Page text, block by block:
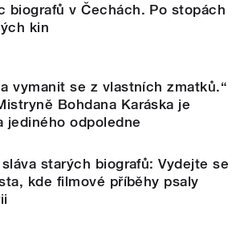
biografů v Čechách. Po stopách
kin
vymanit se z vlastních zmatků.“
Bohdana Karáska je
jediného odpoledne
starých biografů: Vydejte se
kde filmové příběhy psaly